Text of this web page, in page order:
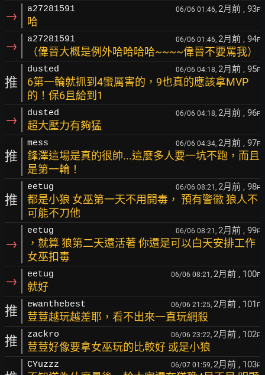
→ a27281591 06/06 01:46, 2月前 , 93F
哈
→ a27281591 06/06 01:46, 2月前 , 94F
（偉晉大概是例外哈哈哈哈~~~~偉晉不要罵我）
推
dusted 06/06 04:18, 2月前 , 95F
6第一輪就抓到4蠻厲害的，9也真的應該拿MVP
的！保6且給到1
→ dusted 06/06 04:18, 2月前 , 96F
超大壓力有夠猛
推
mess 06/06 04:34, 2月前 , 97F
鋒澤這場是真的很帥...這麼多人要一坑不跑，而且
是第一輪！
推
eetug 06/06 08:21, 2月前 , 98F
都是小狼 女巫第一天不用開毒， 預有警徽 狼人不
可能不刀他
→
eetug 06/06 08:21, 2月前 , 99F
，就算 狼第二天還活著 你還是可以白天安排工作
女巫扣毒
→ eetug 06/06 08:21, 2月前 , 100F
就好
推 ewanthebest 06/06 21:25, 2月前 , 101 F
荳荳越玩越差耶，看不出來一直玩網殺
推 zackro 06/06 23:22, 2月前 , 102F
荳荳好像要拿女巫玩的比較好 或是小狼
CYuzzz 06/07 01:59, 2月前 , 103F